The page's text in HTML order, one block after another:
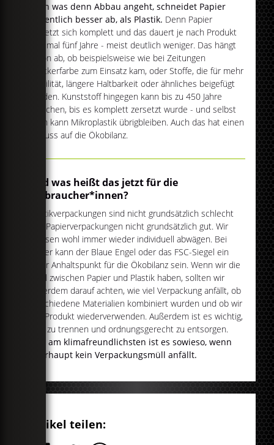
Auch was denn Abbau angeht, schneidet Papier
wesentlich besser ab, als Plastik. Denn Papier
zersetzt sich komplett und das dauert je nach Produkt
maximal fünf Jahre - meist deutlich weniger. Das hängt
davon ab, ob beispielsweise wie bei Zeitungen
Druckerfarbe zum Einsatz kam, oder Stoffe, die für mehr
Stabilität, längere Haltbarkeit oder ähnliches beigefügt
wurden. Kunststoff hingegen kann bis zu 450 Jahre
brauchen, bis es komplett zersetzt wurde - und selbst
dann kann Mikroplastik übrigbleiben. Auch das hat einen
Einfluss auf die Ökobilanz.
Und was heißt das jetzt für die
Verbraucher*innen?
Plastikverpackungen sind nicht grundsätzlich schlecht
und Papierverpackungen nicht grundsätzlich gut. Wir
müssen wohl immer wieder individuell abwägen. Bei
Papier kann der Blaue Engel oder das FSC-Siegel ein
guter Anhaltspunkt für die Ökobilanz sein. Wenn wir die
Wahl zwischen Papier und Plastik haben, sollten wir
außerdem darauf achten, wie viel Verpackung anfällt, ob
verschiedene Materialien kombiniert wurden und ob wir
das Produkt wiederverwenden. Außerdem ist es wichtig,
Müll zu trennen und ordnungsgerecht zu entsorgen.
Und am klimafreundlichsten ist es sowieso, wenn
überhaupt kein Verpackungsmüll anfällt.
Artikel teilen: